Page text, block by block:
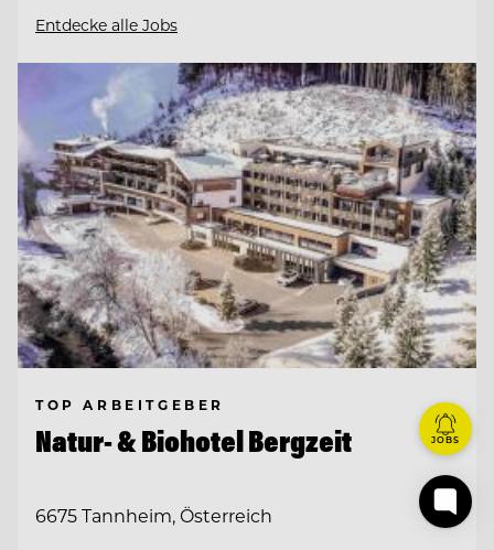
Entdecke alle Jobs
TOP ARBEITGEBER
Natur- & Biohotel Bergzeit
6675 Tannheim, Österreich
JOBS